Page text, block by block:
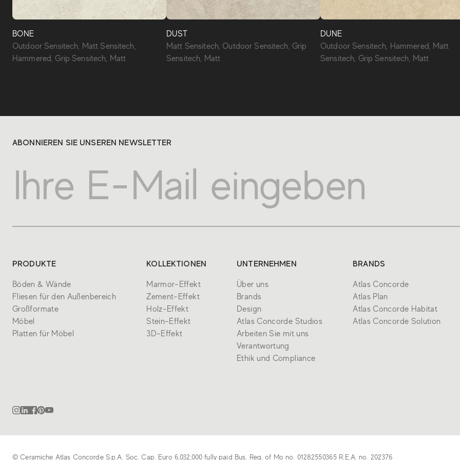
BONE
Outdoor Sensitech, Matt Sensitech,
Hammered, Grip Sensitech, Matt
DUST
Matt Sensitech, Outdoor Sensitech, Grip
Sensitech, Matt
DUNE
Outdoor Sensitech, Hammered, Matt
Sensitech, Grip Sensitech, Matt
ABONNIEREN SIE UNSEREN NEWSLETTER
PRODUKTE
Böden & Wände
Fliesen für den Außenbereich
Großformate
Möbel
Platten für Möbel
KOLLEKTIONEN
Marmor-Effekt
Zement-Effekt
Holz-Effekt
Stein-Effekt
3D-Effekt
UNTERNEHMEN
Über uns
Brands
Design
Atlas Concorde Studios
Arbeiten Sie mit uns
Verantwortung
Ethik und Compliance
BRANDS
Atlas Concorde
Atlas Plan
Atlas Concorde Habitat
Atlas Concorde Solution
© Ceramiche Atlas Concorde S.p.A. Soc. Cap. Euro 6,032,000 fully paid Bus. Reg. of Mo no. 01282550365 R.E.A. no. 202376